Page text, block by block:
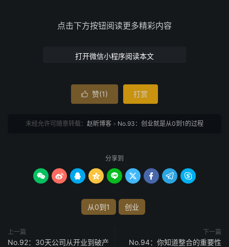
点击下方按钮阅读更多精彩内容
打开微信小程序阅读本文
 赞(1) 打赏
未经允许可随意转载： 赵昕博客 » No.93：创业就是从0到1的过程
分享到
        
从0到1 创业
上一篇
No.92：30天公司从开业到破产
下一篇
No.94：你知道整合的重要性